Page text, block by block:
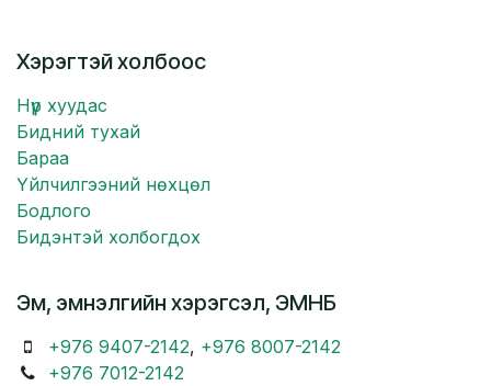
Хэрэгтэй холбоос
Нүүр хуудас
Бидний тухай
Бараа
Үйлчилгээний нөхцөл
Бодлого
Бидэнтэй холбогдох
Эм, эмнэлгийн хэрэгсэл, ЭМНБ
+976 9407-2142, +976 8007-2142
+976 7012-2142